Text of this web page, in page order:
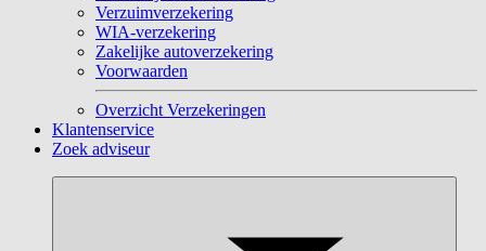
Verzuimverzekering
WIA-verzekering
Zakelijke autoverzekering
Voorwaarden
Overzicht Verzekeringen
Klantenservice
Zoek adviseur